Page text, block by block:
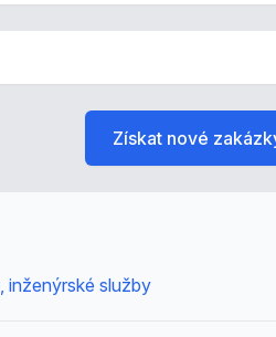
inženýrské služby
Získat nové